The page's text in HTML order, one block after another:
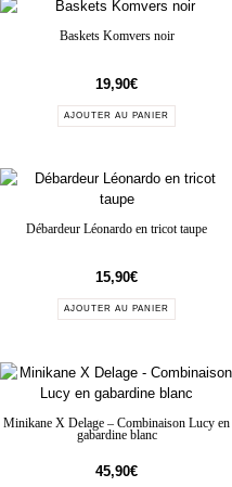
Baskets Komvers noir
19,90€
AJOUTER AU PANIER
Débardeur Léonardo en tricot taupe
15,90€
AJOUTER AU PANIER
Minikane X Delage – Combinaison Lucy en
gabardine blanc
45,90€